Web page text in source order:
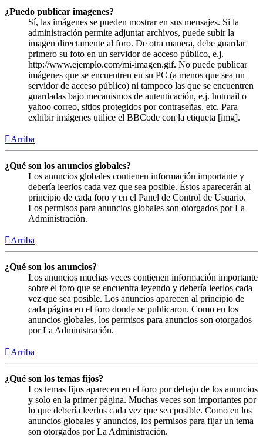
¿Puedo publicar imagenes?
Sí, las imágenes se pueden mostrar en sus mensajes. Si la
administración permite adjuntar archivos, puede subir la
imagen directamente al foro. De otra manera, debe guardar
primero su foto en un servidor de acceso público, e.j.
http://www.ejemplo.com/mi-imagen.gif. No puede publicar
imágenes que se encuentren en su PC (a menos que sea un
servidor de acceso público) ni tampoco las que se encuentren
guardadas bajo mecanismos de autenticación, e.j. hotmail o
yahoo correo, sitios protegidos por contraseñas, etc. Para
exhibir imágenes utilice el BBCode con la etiqueta [img].
Arriba
¿Qué son los anuncios globales?
Los anuncios globales contienen información importante y
debería leerlos cada vez que sea posible. Éstos aparecerán al
principio de cada foro y en el Panel de Control de Usuario.
Los permisos para anuncios globales son otorgados por La
Administración.
Arriba
¿Qué son los anuncios?
Los anuncios muchas veces contienen información importante
sobre el foro que se encuentra leyendo y debería leerlos cada
vez que sea posible. Los anuncios aparecen al principio de
cada página en el foro donde se publicaron. Como en los
anuncios globales, los permisos para anuncios son otorgados
por La Administración.
Arriba
¿Qué son los temas fijos?
Los temas fijos aparecen en el foro por debajo de los anuncios
y solo en la primer página. Muchas veces son importantes por
lo que debería leerlos cada vez que sea posible. Como en los
anuncios globales y anuncios, los permisos para fijar un tema
son otorgados por La Administración.